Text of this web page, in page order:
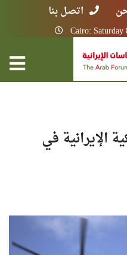
اتصل بنا
Cairo:
الإيرانية في